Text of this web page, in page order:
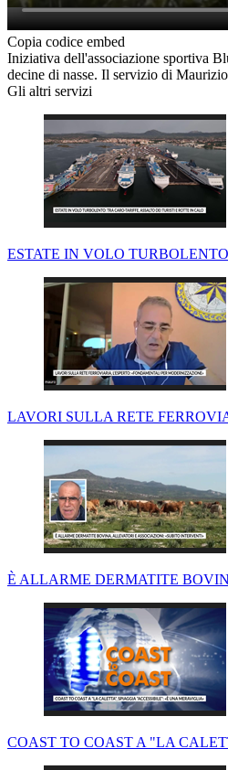
Copia codice embed
Iniziativa dell'associazione sportiva
decine di nasse. Il servizio di
Gli altri servizi
ESTATE IN VOLO
LAVORI SULLA RETE
È ALLARME DERMATITE
COAST TO COAST A "LA